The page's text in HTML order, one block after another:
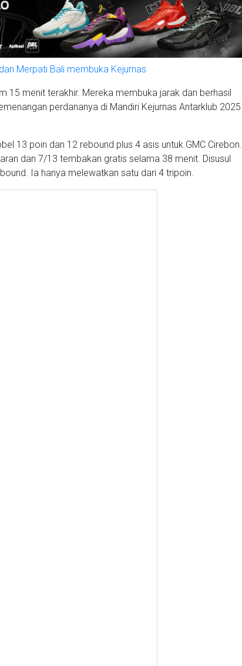
Merpati Bali membuka Kejurnas
15 menit terakhir. Mereka membuka jarak dan berhasil
perdananya di Mandiri Kejurnas Antarklub 2025
13 poin dan 12 rebound plus 4 asis untuk GMC Cirebon.
dan 7/13 tembakan gratis selama 38 menit. Disusul
Ia hanya melewatkan satu dari 4 tripoin.